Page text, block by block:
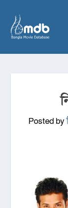
Posted by